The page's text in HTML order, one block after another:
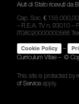
Aiuti di Stato ricevuti da
Cap. Soc. €
– R.E.A. TV n. 93010 –
IT08020000000566
Cookie Policy –
Curriculum Vitae – ©
This site is protected by
of Service apply.